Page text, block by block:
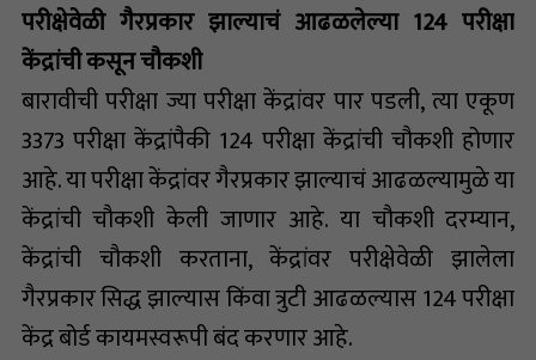
परीक्षेवेळी गैरप्रकार झाल्याचं आढळलेल्या 124 परीक्षा
केंद्रांची कसून चौकशी
बारावीची परीक्षा ज्या परीक्षा केंद्रांवर पार पडली, त्या एकूण
3373 परीक्षा केंद्रांपैकी 124 परीक्षा केंद्रांची चौकशी होणार
आहे. या परीक्षा केंद्रांवर गैरप्रकार झाल्याचं आढळल्यामुळे या
केंद्रांची चौकशी केली जाणार आहे. या चौकशी दरम्यान,
केंद्रांची चौकशी करताना, केंद्रांवर परीक्षेवेळी झालेला
गैरप्रकार सिद्ध झाल्यास किंवा त्रुटी आढळल्यास 124 परीक्षा
केंद्र बोर्ड कायमस्वरूपी बंद करणार आहे.